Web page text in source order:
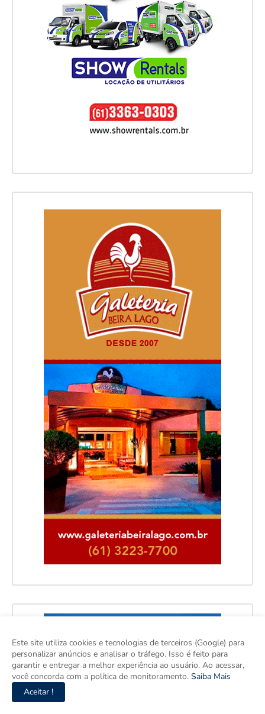
Este site utiliza cookies e tecnologias de terceiros (Google) para
personalizar anúncios e analisar o tráfego. Isso é feito para
garantir e entregar a melhor experiência ao usuário. Ao acessar,
você concorda com a política de monitoramento. Saiba Mais
Aceitar !